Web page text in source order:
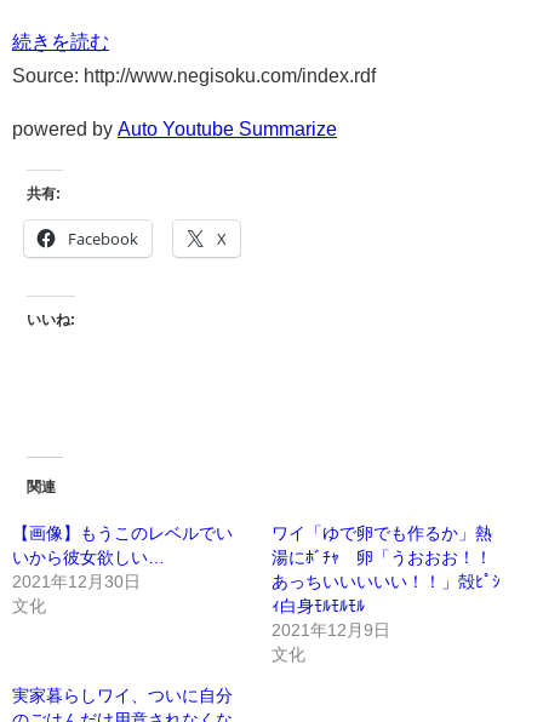
続きを読む
Source: http://www.negisoku.com/index.rdf
powered by Auto Youtube Summarize
共有:
Facebook X
いいね:
関連
【画像】もうこのレベルでい
いから彼女欲しい…
2021年12月30日
文化
ワイ「ゆで卵でも作るか」熱
湯にﾎﾞﾁｬ 卵「うおおお！！
あっちいいいいい！！」殻ﾋﾟｼ
ｨ白身ﾓﾙﾓﾙﾓﾙ
2021年12月9日
文化
実家暮らしワイ、ついに自分